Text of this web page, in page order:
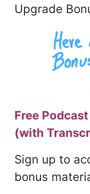
Upgrade
Free
(with
Sign up to
bonus